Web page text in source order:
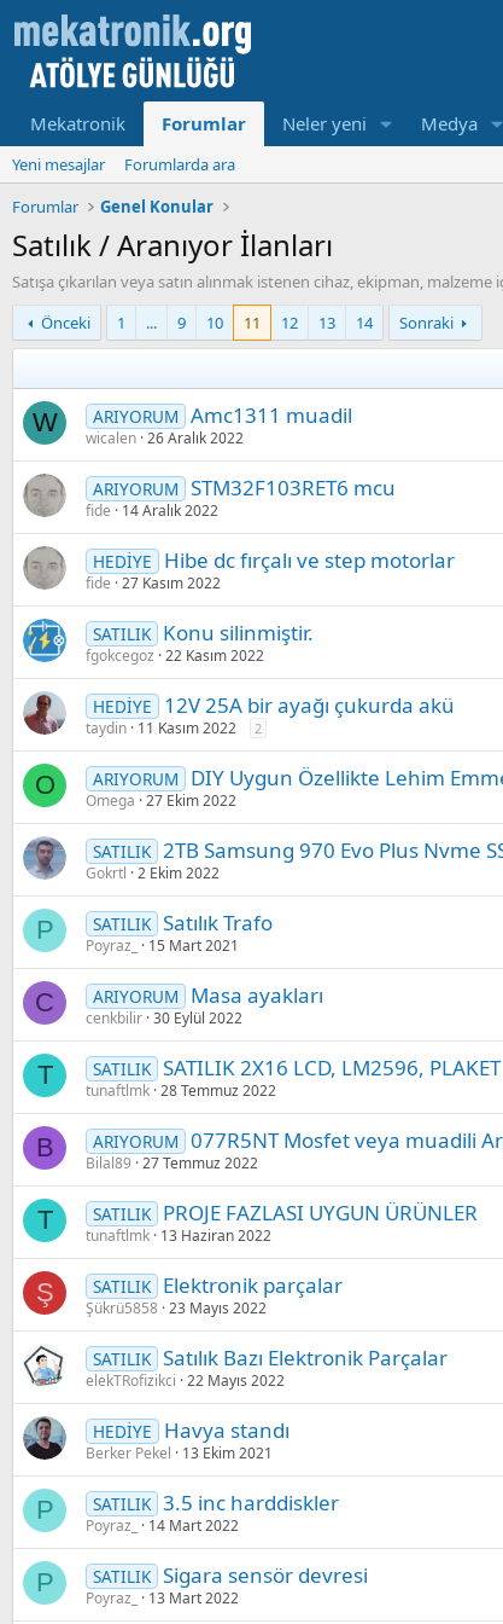
Mekatronik Forumlar Neler yeni Medya
Yeni mesajlar
Forumlarda ara
Forumlar
Genel Konular
Satılık / Aranıyor İlanları
Satışa çıkarılan veya satın alınmak istenen cihaz, ekipman, malzeme
Önceki
1 ... 9 10 11 12 13 14 Sonraki
W ARIYORUM Amc1311 muadil
wicalen 26 Aralık 2022
ARIYORUM STM32F103RET6 mcu
fide 14 Aralık 2022
HEDİYE Hibe dc fırçalı ve step motorlar
fide 27 Kasım 2022
SATILIK Konu silinmiştir.
fgokcegoz 22 Kasım 2022
HEDİYE 12V 25A bir ayağı çukurda akü
taydin 11 Kasım 2022 2
O ARIYORUM DIY Uygun Özellikte Lehim
Omega 27 Ekim 2022
SATILIK 2TB Samsung 970 Evo Plus Nvme
Gokrtl 2 Ekim 2022
P SATILIK Satılık Trafo
Poyraz_ 15 Mart 2021
C ARIYORUM Masa ayakları
cenkbilir 30 Eylül 2022
T SATILIK SATILIK 2X16 LCD, LM2596, PLAKET
tunaftlmk 28 Temmuz 2022
B ARIYORUM 077R5NT Mosfet veya muadili
Bilal89 27 Temmuz 2022
T SATILIK PROJE FAZLASI UYGUN ÜRÜNLER
tunaftlmk 13 Haziran 2022
Ş SATILIK Elektronik parçalar
Şükrü5858 23 Mayıs 2022
SATILIK Satılık Bazı Elektronik Parçalar
elekTRofizikci 22 Mayıs 2022
HEDİYE Havya standı
Berker Pekel 13 Ekim 2021
P SATILIK 3.5 inc harddiskler
Poyraz_ 14 Mart 2022
P SATILIK Sigara sensör devresi
Poyraz_ 13 Mart 2022